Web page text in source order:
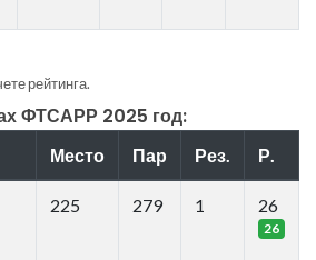
рейтинга.
ФТСАРР 2025 год:
Место Пар Рез. Р.
225 279 1 26
26